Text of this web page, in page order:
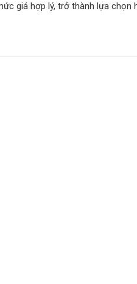
giá hợp lý, trở thành lựa chọn